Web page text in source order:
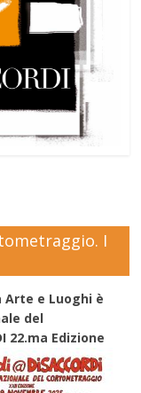
I
e Luoghi è
del
22.ma Edizione